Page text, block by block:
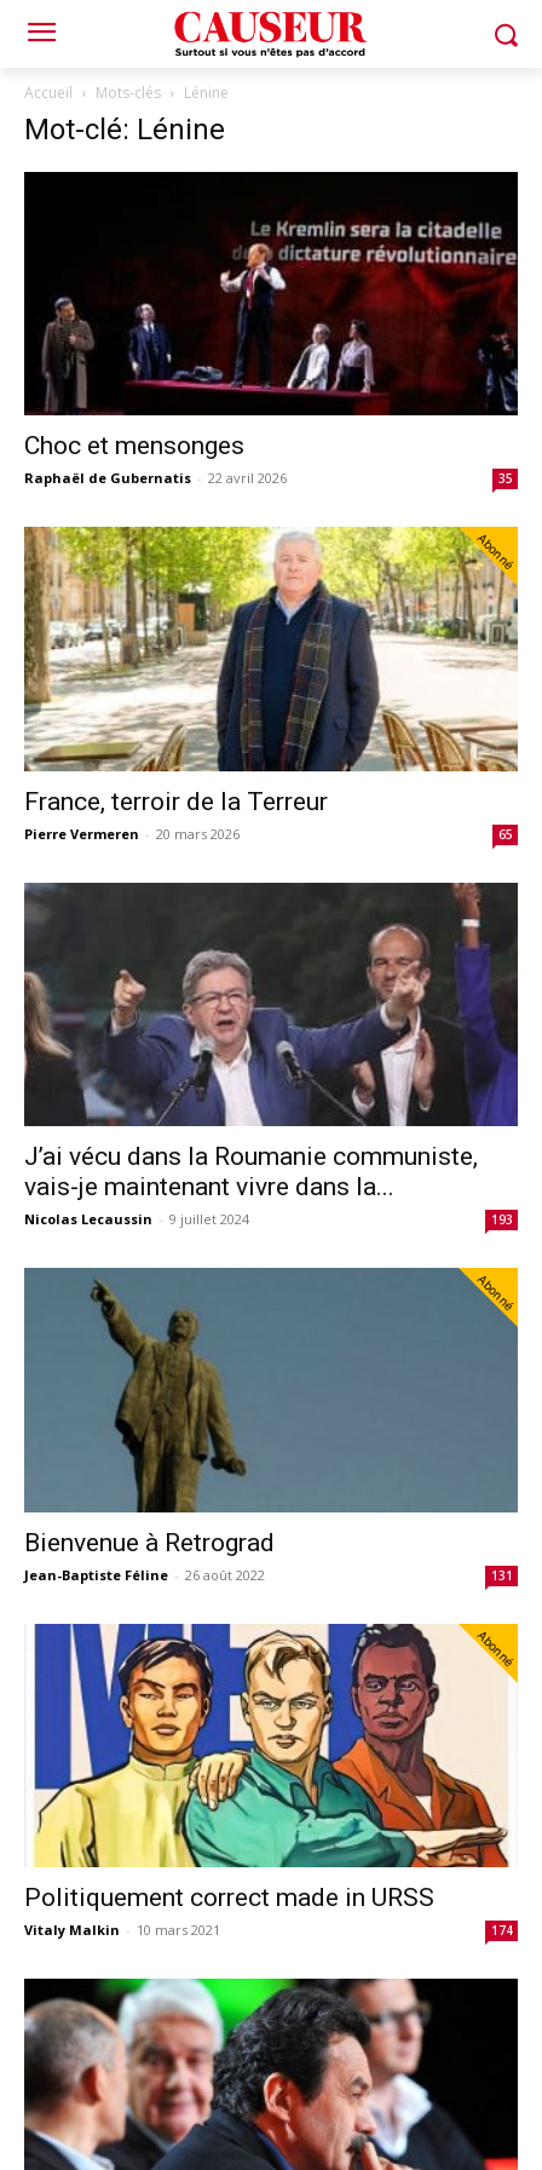
Accueil Mots-clés Lénine
Mot-clé: Lénine
Choc et mensonges
Raphaël de Gubernatis - 22 avril 2026 35
Abonné
France, terroir de la Terreur
Pierre Vermeren - 20 mars 2026 65
J’ai vécu dans la Roumanie communiste,
vais-je maintenant vivre dans la...
Nicolas Lecaussin - 9 juillet 2024 193
Abonné
Bienvenue à Retrograd
Jean-Baptiste Féline - 26 août 2022 131
Abonné
Politiquement correct made in URSS
Vitaly Malkin - 10 mars 2021 174